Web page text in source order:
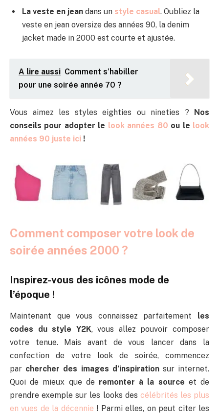
La veste en jean dans un style casual. Oubliez la
veste en jean oversize des années 90, la denim
jacket made in 2000 est courte et ajustée.
A lire aussi Comment s’habiller
pour une soirée année 70 ?
Vous aimez les styles eighties ou nineties ? Nos
conseils pour adopter le look années 80 ou le look
années 90 juste ici !
Comment composer votre look de
soirée années 2000 ?
Inspirez-vous des icônes mode de
l’époque !
Maintenant que vous connaissez parfaitement les
codes du style Y2K, vous allez pouvoir composer
votre tenue. Mais avant de vous lancer dans la
confection de votre look de soirée, commencez
par chercher des images d’inspirationsur internet.
Quoi de mieux que de remonter à la source et de
prendre exemple sur les looks des célébrités les plus
en vues de la décennie ! Parmi elles, on peut citer les